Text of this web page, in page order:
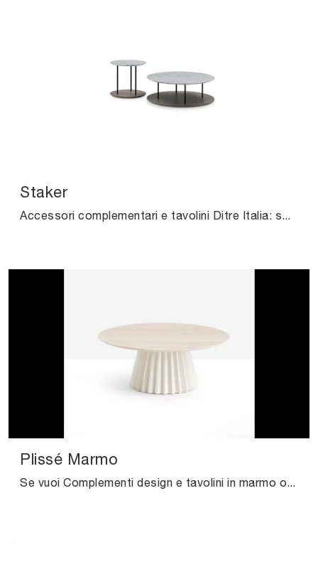
Staker
Accessori complementari e tavolini Ditre Italia: scopri come impreziosire i tuoi locali moderni con il modello Staker.
Plissé Marmo
Se vuoi Complementi design e tavolini in marmo ottieni informazioni sul modello Plissé Marmo dell'azienda Midj.